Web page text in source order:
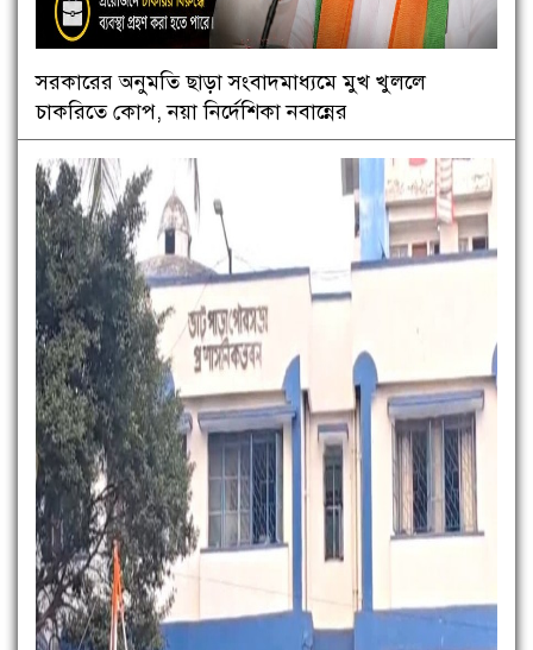
সরকারের অনুমতি ছাড়া সংবাদমাধ্যমে মুখ খুললে
চাকরিতে কোপ, নয়া নির্দেশিকা নবান্নের